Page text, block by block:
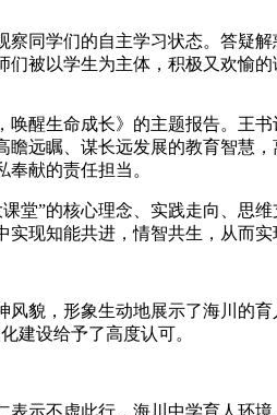
同学们的自主学习状态。答疑
们被 以学生为主体，积极又欢愉的
唤醒生命成长》的主题报告。王书
远瞩、谋长远发展的教育智慧
献的责任担当。
堂”的核心理念、实践走向、思
现知能共进，情智共生，从而实
貌，形象生动地展示了海川的育
建设给予了高度认可。
示不虚此行，海川中学育人环